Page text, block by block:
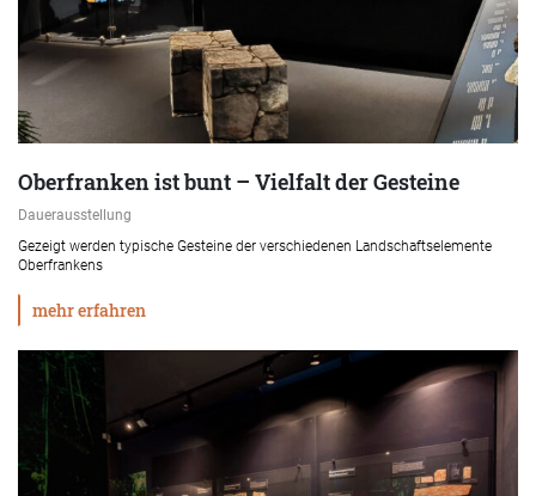
Oberfranken ist bunt – Vielfalt der Gesteine
Dauerausstellung
Gezeigt werden typische Gesteine der verschiedenen Landschaftselemente
Oberfrankens
mehr erfahren